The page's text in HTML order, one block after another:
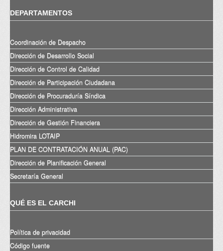
DEPARTAMENTOS
Coordinación de Despacho
Dirección de Desarrollo Social
Dirección de Control de Calidad
Dirección de Participación Ciudadana
Dirección de Procuraduría Síndica
Dirección Administrativa
Dirección de Gestión Financiera
Hidromira LOTAIP
PLAN DE CONTRATACIÓN ANUAL (PAC)
Dirección de Planificación General
Secretaría General
QUÉ ES EL CARCHI
Política de privacidad
Código fuente